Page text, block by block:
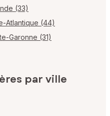
(33)
Atlantique (44)
Garonne (31)
par ville